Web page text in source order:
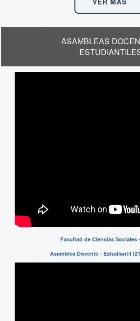
ASAMBLEAS
Facultad de Ciencias Sociales
Asamblea Docente - Estudiantil